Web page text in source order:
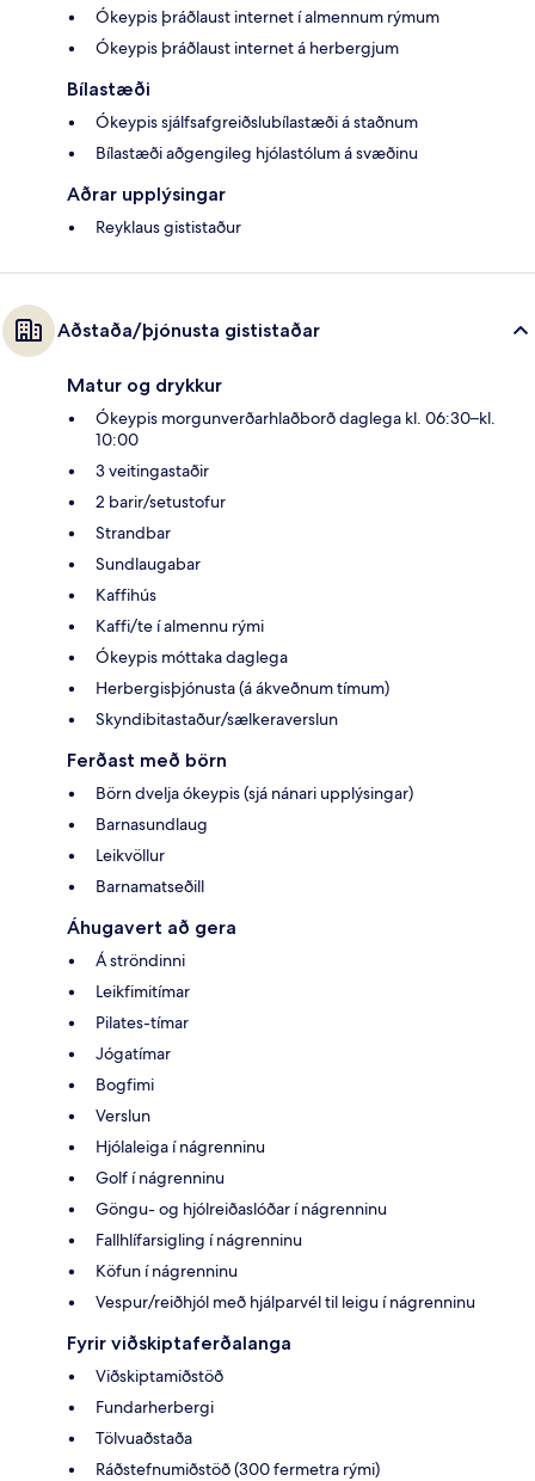
Ókeypis þráðlaust internet í almennum rýmum
Ókeypis þráðlaust internet á herbergjum
Bílastæði
Ókeypis sjálfsafgreiðslubílastæði á staðnum
Bílastæði aðgengileg hjólastólum á svæðinu
Aðrar upplýsingar
Reyklaus gististaður
Aðstaða/þjónusta gististaðar
Matur og drykkur
Ókeypis morgunverðarhlaðborð daglega kl. 06:30–kl.
10:00
3 veitingastaðir
2 barir/setustofur
Strandbar
Sundlaugabar
Kaffihús
Kaffi/te í almennu rými
Ókeypis móttaka daglega
Herbergisþjónusta (á ákveðnum tímum)
Skyndibitastaður/sælkeraverslun
Ferðast með börn
Börn dvelja ókeypis (sjá nánari upplýsingar)
Barnasundlaug
Leikvöllur
Barnamatseðill
Áhugavert að gera
Á ströndinni
Leikfimitímar
Pilates-tímar
Jógatímar
Bogfimi
Verslun
Hjólaleiga í nágrenninu
Golf í nágrenninu
Göngu- og hjólreiðaslóðar í nágrenninu
Fallhlífarsigling í nágrenninu
Köfun í nágrenninu
Vespur/reiðhjól með hjálparvél til leigu í nágrenninu
Fyrir viðskiptaferðalanga
Viðskiptamiðstöð
Fundarherbergi
Tölvuaðstaða
Ráðstefnumiðstöð (300 fermetra rými)